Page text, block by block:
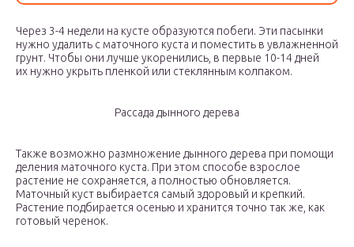
Через 3-4 недели на кусте образуются побеги. Эти пасынки
нужно удалить с маточного куста и поместить в увлажненной
грунт. Чтобы они лучше укоренились, в первые 10-14 дней
их нужно укрыть пленкой или стеклянным колпаком.
Рассада дынного дерева
Также возможно размножение дынного дерева при помощи
деления маточного куста. При этом способе взрослое
растение не сохраняется, а полностью обновляется.
Маточный куст выбирается самый здоровый и крепкий.
Растение подбирается осенью и хранится точно так же, как
готовый черенок.